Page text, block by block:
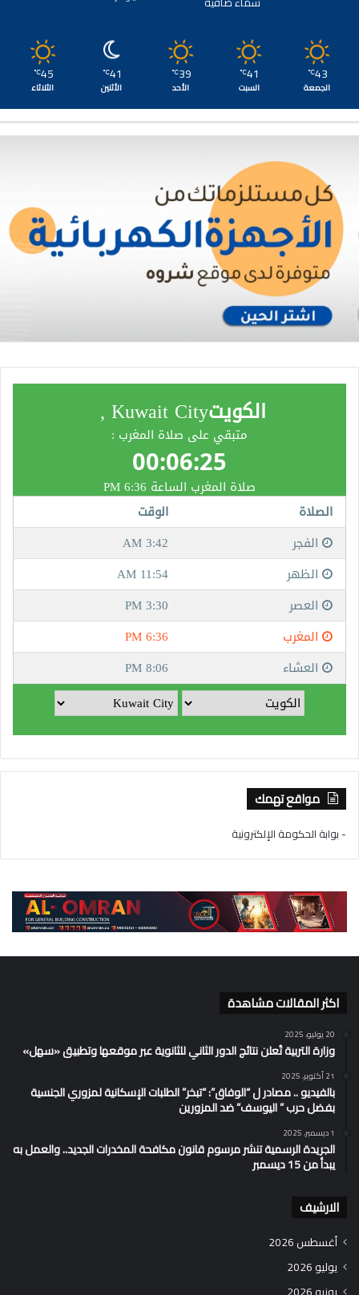
43
℃
الجمعة
41
℃
السبت
39
℃
الأحد
41
℃
الأثنين
45
℃
الثلاثاء
مواقع تهمك
- بوابة الحكومة الإلكترونية
اكثر المقالات مشاهدة
20 يوليو، 2025
وزارة التربية تُعلن نتائج الدور الثاني للثانوية عبر موقعها وتطبيق «سهل»
21 أكتوبر، 2025
بالفيديو .. مصادر ل “الوفاق”: “تبخر” الطلبات الإسكانية لمزوري الجنسية
بفضل حرب ” اليوسف” ضد المزورين
1 ديسمبر، 2025
الجريدة الرسمية تنشر مرسوم قانون مكافحة المخدرات الجديد.. والعمل به
يبدأ من 15 ديسمبر
الارشيف
أغسطس 2026
يوليو 2026